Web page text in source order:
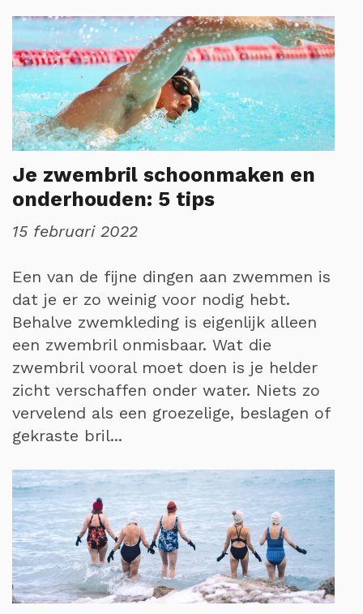
Je zwembril schoonmaken en
onderhouden: 5 tips
15 februari 2022
Een van de fijne dingen aan zwemmen is
dat je er zo weinig voor nodig hebt.
Behalve zwemkleding is eigenlijk alleen
een zwembril onmisbaar. Wat die
zwembril vooral moet doen is je helder
zicht verschaffen onder water. Niets zo
vervelend als een groezelige, beslagen of
gekraste bril...